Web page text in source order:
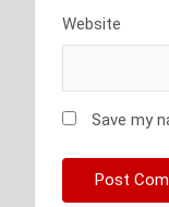
Website
Save my